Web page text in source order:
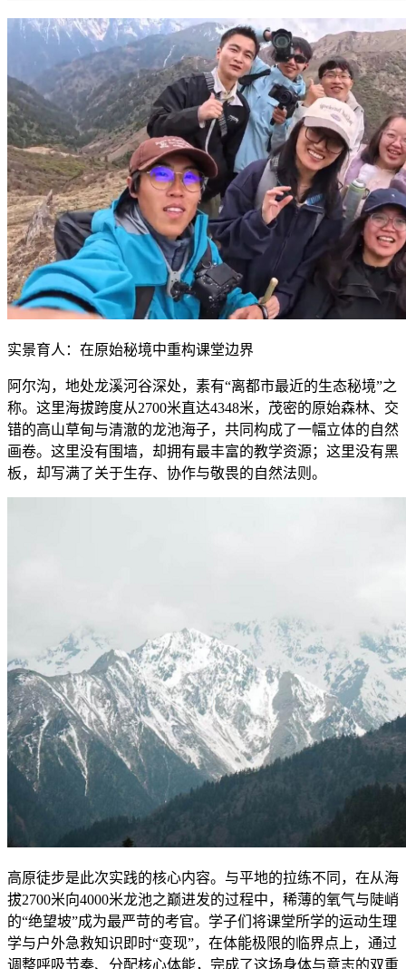
实景育人：在原始秘境中重构课堂边界
阿尔沟，地处龙溪河谷深处，素有“离都市最近的生态秘境”之
称。这里海拔跨度从2700米直达4348米，茂密的原始森林、交
错的高山草甸与清澈的龙池海子，共同构成了一幅立体的自然
画卷。这里没有围墙，却拥有最丰富的教学资源；这里没有黑
板，却写满了关于生存、协作与敬畏的自然法则。
高原徒步是此次实践的核心内容。与平地的拉练不同，在从海
拔2700米向4000米龙池之巅进发的过程中，稀薄的氧气与陡峭
的“绝望坡”成为最严苛的考官。学子们将课堂所学的运动生理
学与户外急救知识即时“变现”，在体能极限的临界点上，通过
调整呼吸节奏、分配核心体能，完成了这场身体与意志的双重